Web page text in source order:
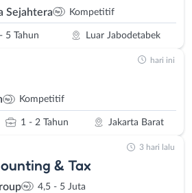
Sejahtera Kompetitif
5 Tahun Luar Jabodetabek
Kompetitif
1 - 2 Tahun Jakarta Barat
hari ini
& Tax
4,5 - 5 Juta
3 hari lalu